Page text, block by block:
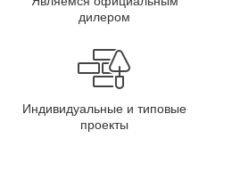
дилером
Индивидуальные и типовые
проекты